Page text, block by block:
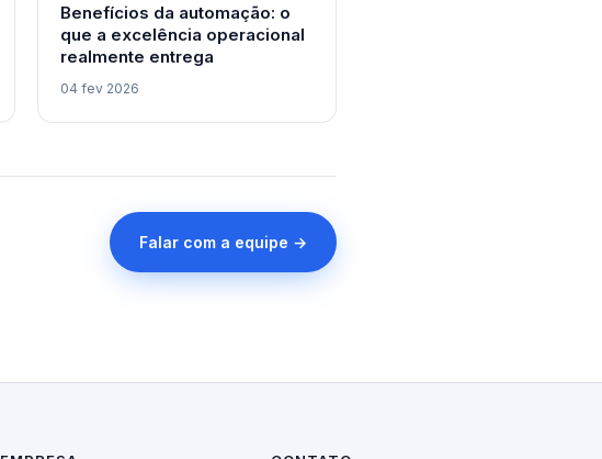
Benefícios da automação: o
que a excelência operacional
realmente entrega
04 fev 2026
Falar com a equipe →